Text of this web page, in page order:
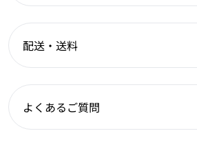
配送・送料
よくあるご質問